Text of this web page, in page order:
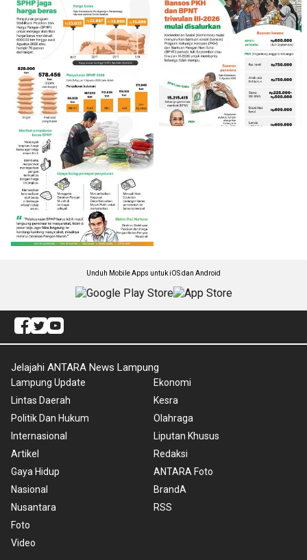
Unduh Mobile Apps untuk iOS dan Android
Jelajahi ANTARA News Lampung
Lampung Update
Lintas Daerah
Politik Dan Hukum
Internasional
Artikel
Gaya Hidup
Nasional
Nusantara
Foto
Video
Ekonomi
Kesra
Olahraga
Liputan Khusus
Redaksi
ANTARA Foto
BrandA
RSS